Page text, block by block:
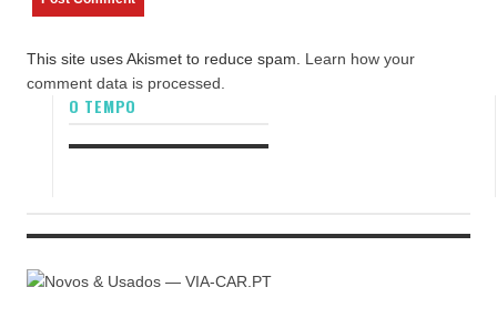
This site uses Akismet to reduce spam. Learn how your
comment data is processed.
O TEMPO